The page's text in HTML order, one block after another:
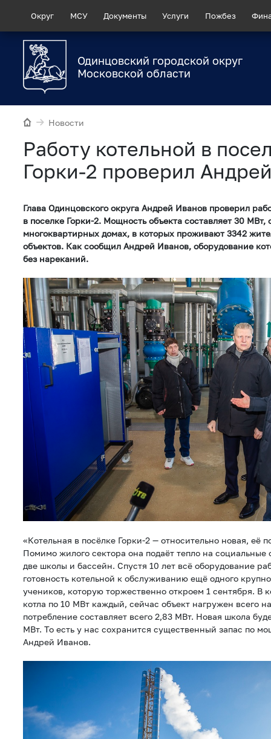
Округ МСУ Документы Услуги Пожбез
Одинцовский городской округ
Московской области
Новости
Работу котельной в
Горки-2 проверил
Глава Одинцовского округа Андрей Иванов проверил
в поселке Горки-2. Мощность объекта составляет 30 МВт,
многоквартирных домах, в которых проживают 3342
объектов. Как сообщил Андрей Иванов, оборудование
без нареканий.
«Котельная в посёлке Горки-2 — относительно новая, её
Помимо жилого сектора она подаёт тепло на социальные
две школы и бассейн. Спустя 10 лет всё оборудование
готовность котельной к обслуживанию ещё одного
учеников, которую торжественно откроем 1 сентября. В
котла по 10 МВт каждый, сейчас объект нагружен всего
потребление составляет всего 2,83 МВт. Новая школа
МВт. То есть у нас сохранится существенный запас по
Андрей Иванов.